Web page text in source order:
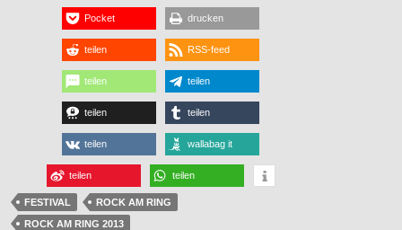
Pocket drucken
teilen RSS-feed
teilen teilen
teilen teilen
teilen wallabag it
teilen teilen
FESTIVAL
ROCK AM RING
ROCK AM RING 2013